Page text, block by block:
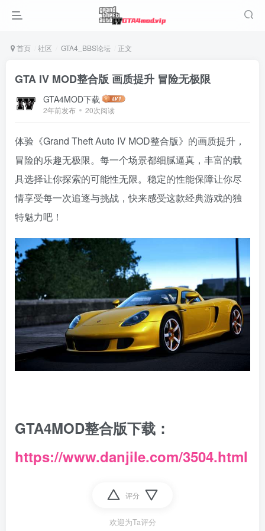
首页 社区 GTA4_BBS论坛 正文
GTA IV MOD整合版 画质提升 冒险无极限
GTA4MOD下载
2年前发布 20次阅读
体验《Grand Theft Auto IV MOD整合版》的画质提升，
冒险的乐趣无极限。每一个场景都细腻逼真，丰富的载
具选择让你探索的可能性无限。稳定的性能保障让你尽
情享受每一次追逐与挑战，快来感受这款经典游戏的独
特魅力吧！
GTA4MOD整合版下载：
https://www.danjile.com/3504.html
评分
欢迎为Ta评分